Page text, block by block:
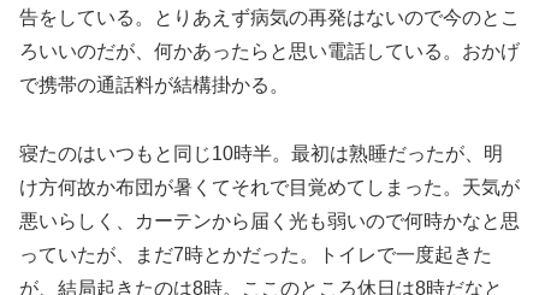
告をしている。とりあえず病気の再発はないので今のとこ
ろいいのだが、何かあったらと思い電話している。おかげ
で携帯の通話料が結構掛かる。
寝たのはいつもと同じ10時半。最初は熟睡だったが、明
け方何故か布団が暑くてそれで目覚めてしまった。天気が
悪いらしく、カーテンから届く光も弱いので何時かなと思
っていたが、まだ7時とかだった。トイレで一度起きた
が、結局起きたのは8時。ここのところ休日は8時だなと